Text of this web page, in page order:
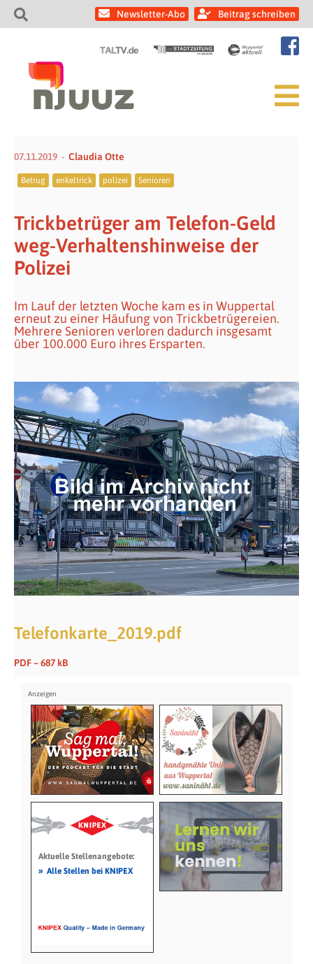
Newsletter-Abo Beitrag schreiben
07.11.2019 Claudia Otte
Betrug enkeltrick polizei Senioren
Trickbetrüger am Telefon-Geld
weg-Verhaltenshinweise der
Polizei
Im Lauf der letzten Woche kam es in Wuppertal
erneut zu einer Häufung von Trickbetrügereien.
Mehrere Senioren verloren dadurch insgesamt
über 100.000 Euro ihres Ersparten.
Telefonkarte_2019.pdf
PDF – 687 kB
Aktuelle Stellenangebote:
» Alle Stellen bei KNIPEX